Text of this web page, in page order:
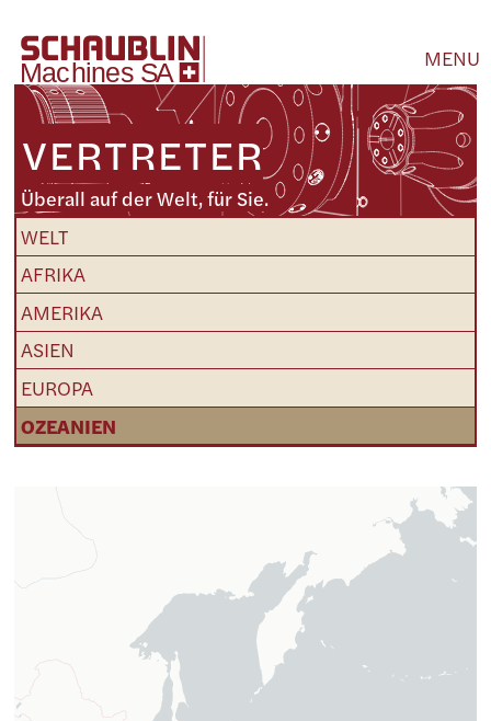
MENU
VERTRETER
Überall auf der Welt, für Sie.
WELT
AFRIKA
AMERIKA
ASIEN
EUROPA
OZEANIEN